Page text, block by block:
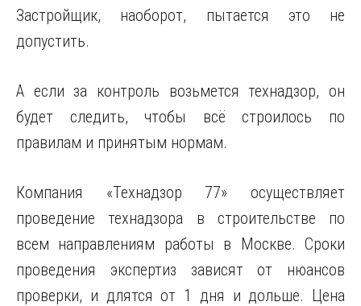
Застройщик, наоборот, пытается это не
допустить.
А если за контроль возьмется технадзор, он
будет следить, чтобы всё строилось по
правилам и принятым нормам.
Компания «Технадзор 77» осуществляет
проведение технадзора в строительстве по
всем направлениям работы в Москве. Сроки
проведения экспертиз зависят от нюансов
проверки, и длятся от 1 дня и дольше. Цена